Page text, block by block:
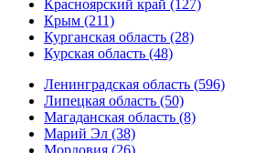
Красноярский край (127)
Крым (211)
Курганская область (28)
Курская область (48)
Ленинградская область (596)
Липецкая область (50)
Магаданская область (8)
Марий Эл (38)
Мордовия (26)